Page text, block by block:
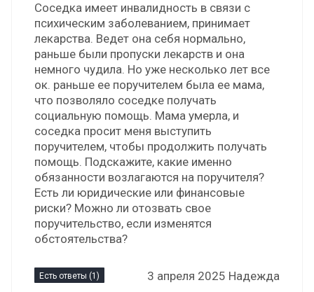
Соседка имеет инвалидность в связи с
психическим заболеванием, принимает
лекарства. Ведет она себя нормально,
раньше были пропуски лекарств и она
немного чудила. Но уже несколько лет все
ок. раньше ее поручителем была ее мама,
что позволяло соседке получать
социальную помощь. Мама умерла, и
соседка просит меня выступить
поручителем, чтобы продолжить получать
помощь. Подскажите, какие именно
обязанности возлагаются на поручителя?
Есть ли юридические или финансовые
риски? Можно ли отозвать свое
поручительство, если изменятся
обстоятельства?
Есть ответы (1) 3 апреля 2025 Надежда